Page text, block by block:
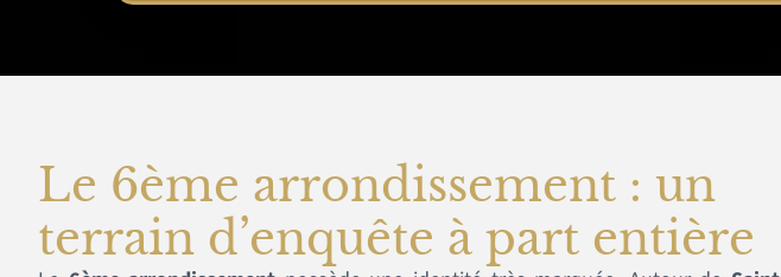
Le 6ème arrondissement : un
terrain d’enquête à part entière